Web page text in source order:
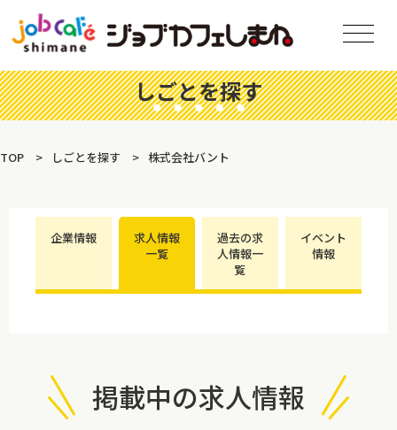
しごとを探す
TOP しごとを探す 株式会社バント
企業情報
求人情報
一覧
過去の求
人情報一
覧
イベント
情報
掲載中の求人情報